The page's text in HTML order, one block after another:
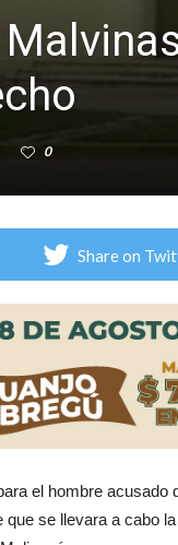
0
Share on
el hombre
se llevara a cabo